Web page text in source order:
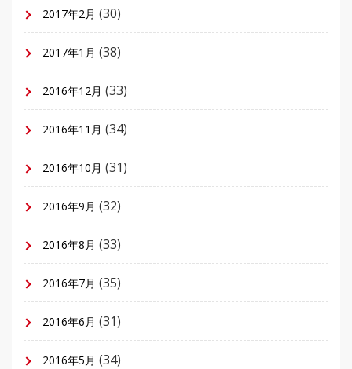
2017年2月 (30)
2017年1月 (38)
2016年12月 (33)
2016年11月 (34)
2016年10月 (31)
2016年9月 (32)
2016年8月 (33)
2016年7月 (35)
2016年6月 (31)
2016年5月 (34)